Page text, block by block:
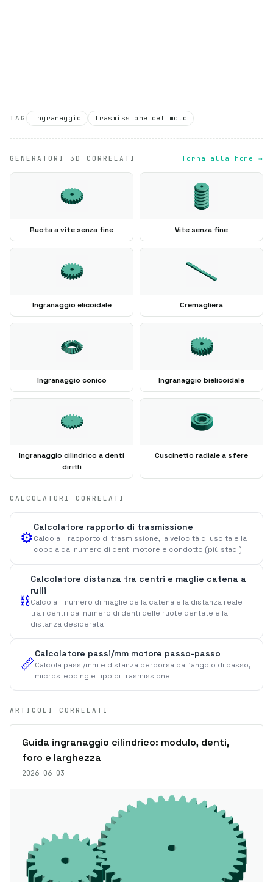
TAG Ingranaggio Trasmissione del moto
GENERATORI 3D CORRELATI Torna alla home →
Ruota a vite senza fine Vite senza fine
Ingranaggio elicoidale Cremagliera
Ingranaggio conico Ingranaggio bielicoidale
Ingranaggio cilindrico a denti
diritti
Cuscinetto radiale a sfere
CALCOLATORI CORRELATI
⚙️
Calcolatore rapporto di trasmissione
Calcola il rapporto di trasmissione, la velocità di uscita e la
coppia dal numero di denti motore e condotto (più stadi)
⛓️
Calcolatore distanza tra centri e maglie catena a
rulli
Calcola il numero di maglie della catena e la distanza reale
tra i centri dal numero di denti delle ruote dentate e la
distanza desiderata
📏
Calcolatore passi/mm motore passo-passo
Calcola passi/mm e distanza percorsa dall'angolo di passo,
microstepping e tipo di trasmissione
ARTICOLI CORRELATI
Guida ingranaggio cilindrico: modulo, denti,
foro e larghezza
2026-06-03